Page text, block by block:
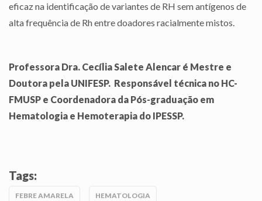
eficaz na identificação de variantes de RH sem antígenos de
alta frequência de Rh entre doadores racialmente mistos.
Professora Dra. Cecília Salete Alencar é Mestre e
Doutora pela UNIFESP. Responsável técnica no HC-
FMUSP e Coordenadora da Pós-graduação em
Hematologia e Hemoterapia do IPESSP.
Tags:
FEBRE AMARELA HEMATOLOGIA